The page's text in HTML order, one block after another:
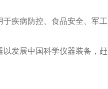
病防控、食品安全、军工
以发展中国科学仪器装备，